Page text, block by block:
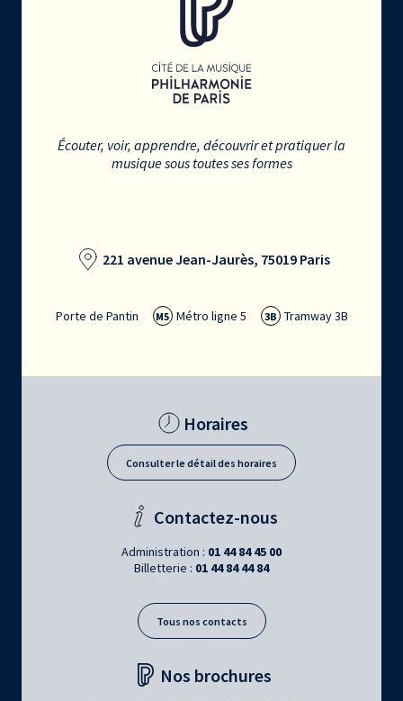
Écouter, voir, apprendre, découvrir et pratiquer la
musique sous toutes ses formes
221 avenue Jean-Jaurès, 75019 Paris
Porte de Pantin M5 Métro ligne 5 3B Tramway 3B
Horaires
Consulter le détail des horaires
Contactez-nous
Administration : 01 44 84 45 00
Billetterie : 01 44 84 44 84
Tous nos contacts
Nos brochures